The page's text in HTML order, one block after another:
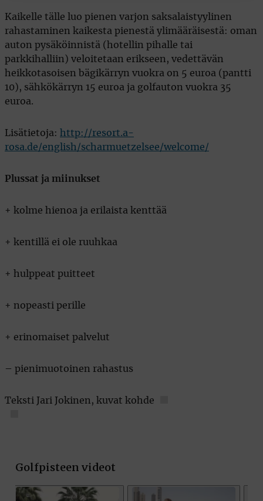
Kaikelle tälle luo pienen varjon saksalaistyylinen
rahastaminen kaikesta pienestä ylimääräisestä: oman
auton pysäköinnistä (hotellin pihalle tai
parkkihalliin) veloitetaan erikseen, vedettävän
heikkotasoisen bägikärryn vuokra on 5 euroa (pantti
10), sähkökärryn 15 euroa ja golfauton vuokra 35
euroa.
Lisätietoja: http://resort.a-
rosa.de/english/scharmuetzelsee/welcome/
Plussat ja miinukset
+ kolme hienoa ja erilaista kenttää
+ kentillä ei ole ruuhkaa
+ hulppeat puitteet
+ nopeasti perille
+ erinomaiset palvelut
– pienimuotoinen rahastus
Teksti Jari Jokinen, kuvat kohde